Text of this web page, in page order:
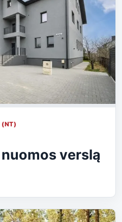
(NT)
verslą